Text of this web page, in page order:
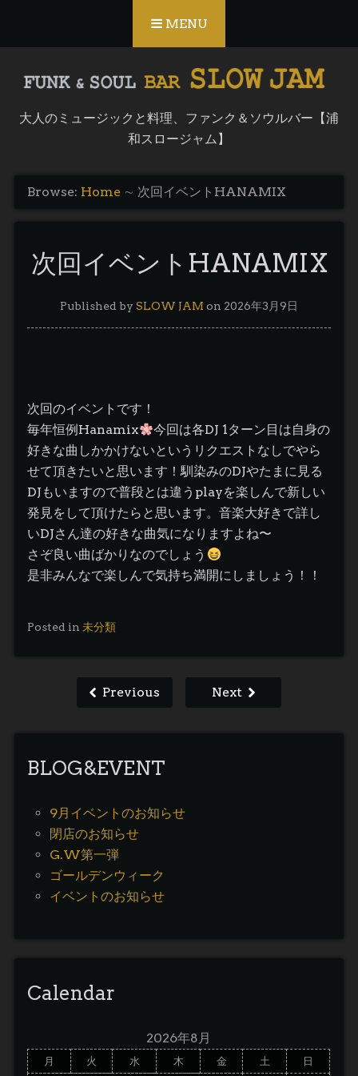
MENU
大人のミュージックと料理、ファンク＆ソウルバー【浦
和スロージャム】
Browse: Home ∼ 次回イベントHANAMIX
次回イベントHANAMIX
Published by SLOW JAM on 2026年3月9日
次回のイベントです！
毎年恒例Hanamix
今回は各DJ 1ターン目は自身の
好きな曲しかかけないというリクエストなしでやら
せて頂きたいと思います！馴染みのDJやたまに見る
DJもいますので普段とは違うplayを楽しんで新しい
発見をして頂けたらと思います。音楽大好きで詳し
いDJさん達の好きな曲気になりますよね〜
さぞ良い曲ばかりなのでしょう
是非みんなで楽しんで気持ち満開にしましょう！！
Posted in未分類
Previous Next
BLOG&EVENT
9月イベントのお知らせ
閉店のお知らせ
G.W第一弾
ゴールデンウィーク
イベントのお知らせ
Calendar
2026年8月
月 火 水 木 金 土 日